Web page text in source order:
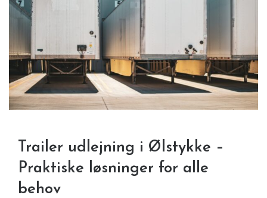
Trailer udlejning i Ølstykke –
Praktiske løsninger for alle
behov